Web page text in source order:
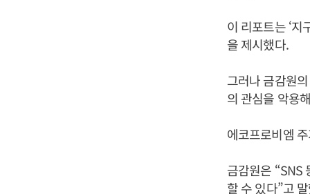
이 리포트는 ‘
을 제시했다.
그러나 금감원
의 관심을 악용
에코프로비엠
금감원은 “SNS
할 수 있다”고